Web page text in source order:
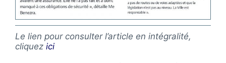
Le lien pour consulter l’article en intégralité,
cliquez ici